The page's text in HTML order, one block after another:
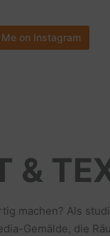
Me on Instagram
&
machen? Als
Gemälde, die